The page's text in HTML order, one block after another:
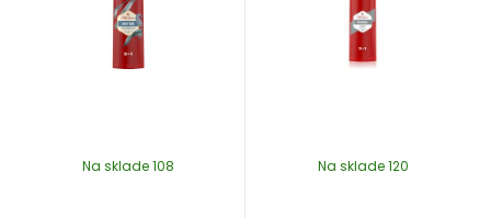
Na sklade 108 Na sklade 120